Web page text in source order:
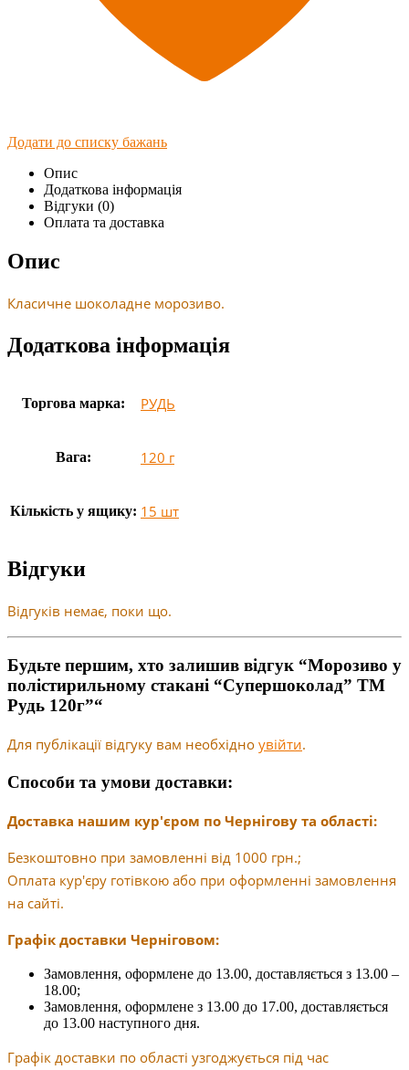
Додати до списку бажань
Опис
Додаткова інформація
Відгуки (0)
Оплата та доставка
Опис
Класичне шоколадне морозиво.
Додаткова інформація
Торгова марка: РУДЬ
Вага: 120 г
Кількість у ящику: 15 шт
Відгуки
Відгуків немає, поки що.
Будьте першим, хто залишив відгук “Морозиво у
полістирильному стакані “Супершоколад” ТМ
Рудь 120г”“
Для публікації відгуку вам необхідно увійти.
Способи та умови доставки:
Доставка нашим кур'єром по Чернігову та області:
Безкоштовно при замовленні від 1000 грн.;
Оплата кур'єру готівкою або при оформленні замовлення
на сайті.
Графік доставки Черніговом:
Замовлення, оформлене до 13.00, доставляється з 13.00 –
18.00;
Замовлення, оформлене з 13.00 до 17.00, доставляється
до 13.00 наступного дня.
Графік доставки по області узгоджується під час